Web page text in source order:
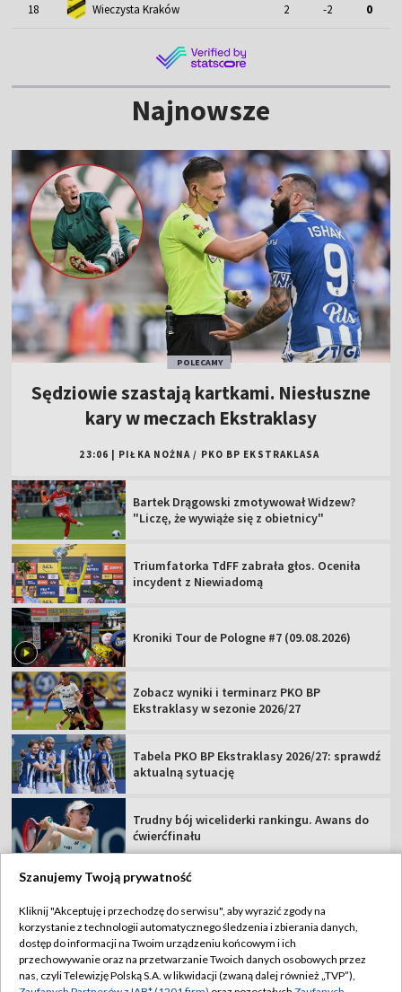
18 Wieczysta Kraków 2 -2 0
Najnowsze
POLECAMY
Sędziowie szastają kartkami. Niesłuszne
kary w meczach Ekstraklasy
23:06 PIŁKA NOŻNA / PKO BP EKSTRAKLASA
Bartek Drągowski zmotywował Widzew?
"Liczę, że wywiąże się z obietnicy"
Triumfatorka TdFF zabrała głos. Oceniła
incydent z Niewiadomą
Kroniki Tour de Pologne #7 (09.08.2026)
Zobacz wyniki i terminarz PKO BP
Ekstraklasy w sezonie 2026/27
Tabela PKO BP Ekstraklasy 2026/27: sprawdź
aktualną sytuację
Trudny bój wiceliderki rankingu. Awans do
ćwierćfinału
TVP
Abonament TVP
Regulamin TVP
Szanujemy Twoją prywatność
Kliknij "Akceptuję i przechodzę do serwisu", aby wyrazić zgody na
korzystanie z technologii automatycznego śledzenia i zbierania danych,
dostęp do informacji na Twoim urządzeniu końcowym i ich
przechowywanie oraz na przetwarzanie Twoich danych osobowych przez
nas, czyli Telewizję Polską S.A. w likwidacji (zwaną dalej również „TVP”),